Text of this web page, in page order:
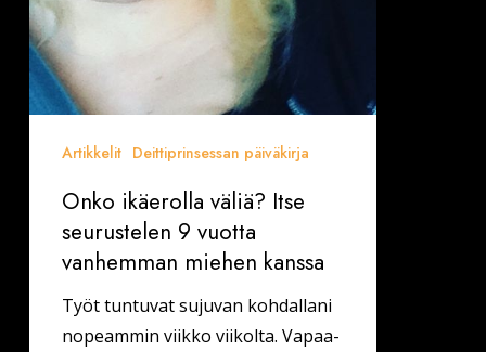
Artikkelit Deittiprinsessan päiväkirja
Onko ikäerolla väliä? Itse
seurustelen 9 vuotta
vanhemman miehen kanssa
Työt tuntuvat sujuvan kohdallani
nopeammin viikko viikolta. Vapaa-